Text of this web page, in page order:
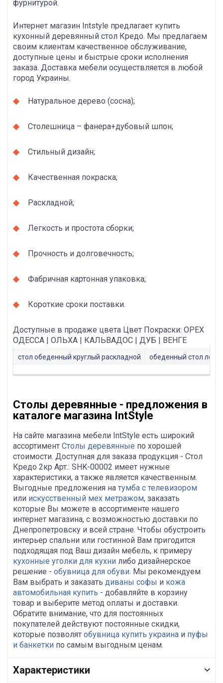
фурнитурой.
Интернет магазин Intstyle предлагает купить
кухонный деревянный стол Кредо. Мы предлагаем
своим клиентам качественное обслуживание,
доступные цены и быстрые сроки исполнения
заказа. Доставка мебели осуществляется в любой
город Украины.
Натуральное дерево (сосна);
Столешница – фанера+дубовый шпон;
Стильный дизайн;
Качественная покраска;
Раскладной;
Легкость и простота сборки;
Прочность и долговечность;
Фабричная картонная упаковка;
Короткие сроки поставки.
Доступные в продаже цвета Цвет Покраски: ОРЕХ
ОДЕССА | ОЛЬХА | КАЛЬВАДОС | ДУБ | ВЕНГЕ
стол обеденный круглый раскладной обеденный стол лофт
Столы деревянные - предложения в
каталоге магазина IntStyle
На сайте магазина мебели IntStyle есть широкий
ассортимент Столы деревянные по хорошей
стоимости. Доступная для заказа продукция - Стол
Кредо 2кр Арт.: SHK-00002 имеет нужные
характеристики, а также является качественным.
Выгодные предложения на тумба с телевизором
или искусственный мех метражом, заказать
которые Вы можете в ассортименте нашего
интернет магазина, с возможностью доставки по
Днепропетровску и всей стране. Чтобы обустроить
интерьер спальни или гостинной Вам пригодится
подходящая под Ваш дизайн мебель, к примеру
кухонные уголки для кухни либо дизайнерское
решение - обувница для обуви. Мы рекомендуем
Вам выбрать и заказать диваны софы и кожа
автомобильная купить - добавляйте в корзину
товар и выберите метод оплаты и доставки.
Обратите внимание, что для постоянных
покупателей действуют постоянные скидки,
которые позволят обувница купить украина и пуфы
и банкетки по самым выгодным ценам.
Характеристики